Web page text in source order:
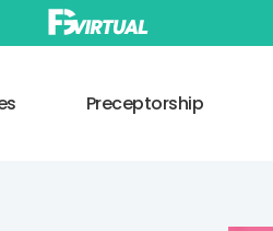
Preceptorship